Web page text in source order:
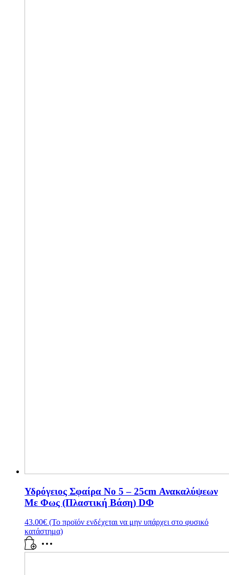
Υδρόγειος Σφαίρα Νο 5 – 25cm Ανακαλύψεων
Με Φως (Πλαστική Βάση) DΦ
43.00€ (Το προϊόν ενδέχεται να μην υπάρχει στο φυσικό
κατάστημα)